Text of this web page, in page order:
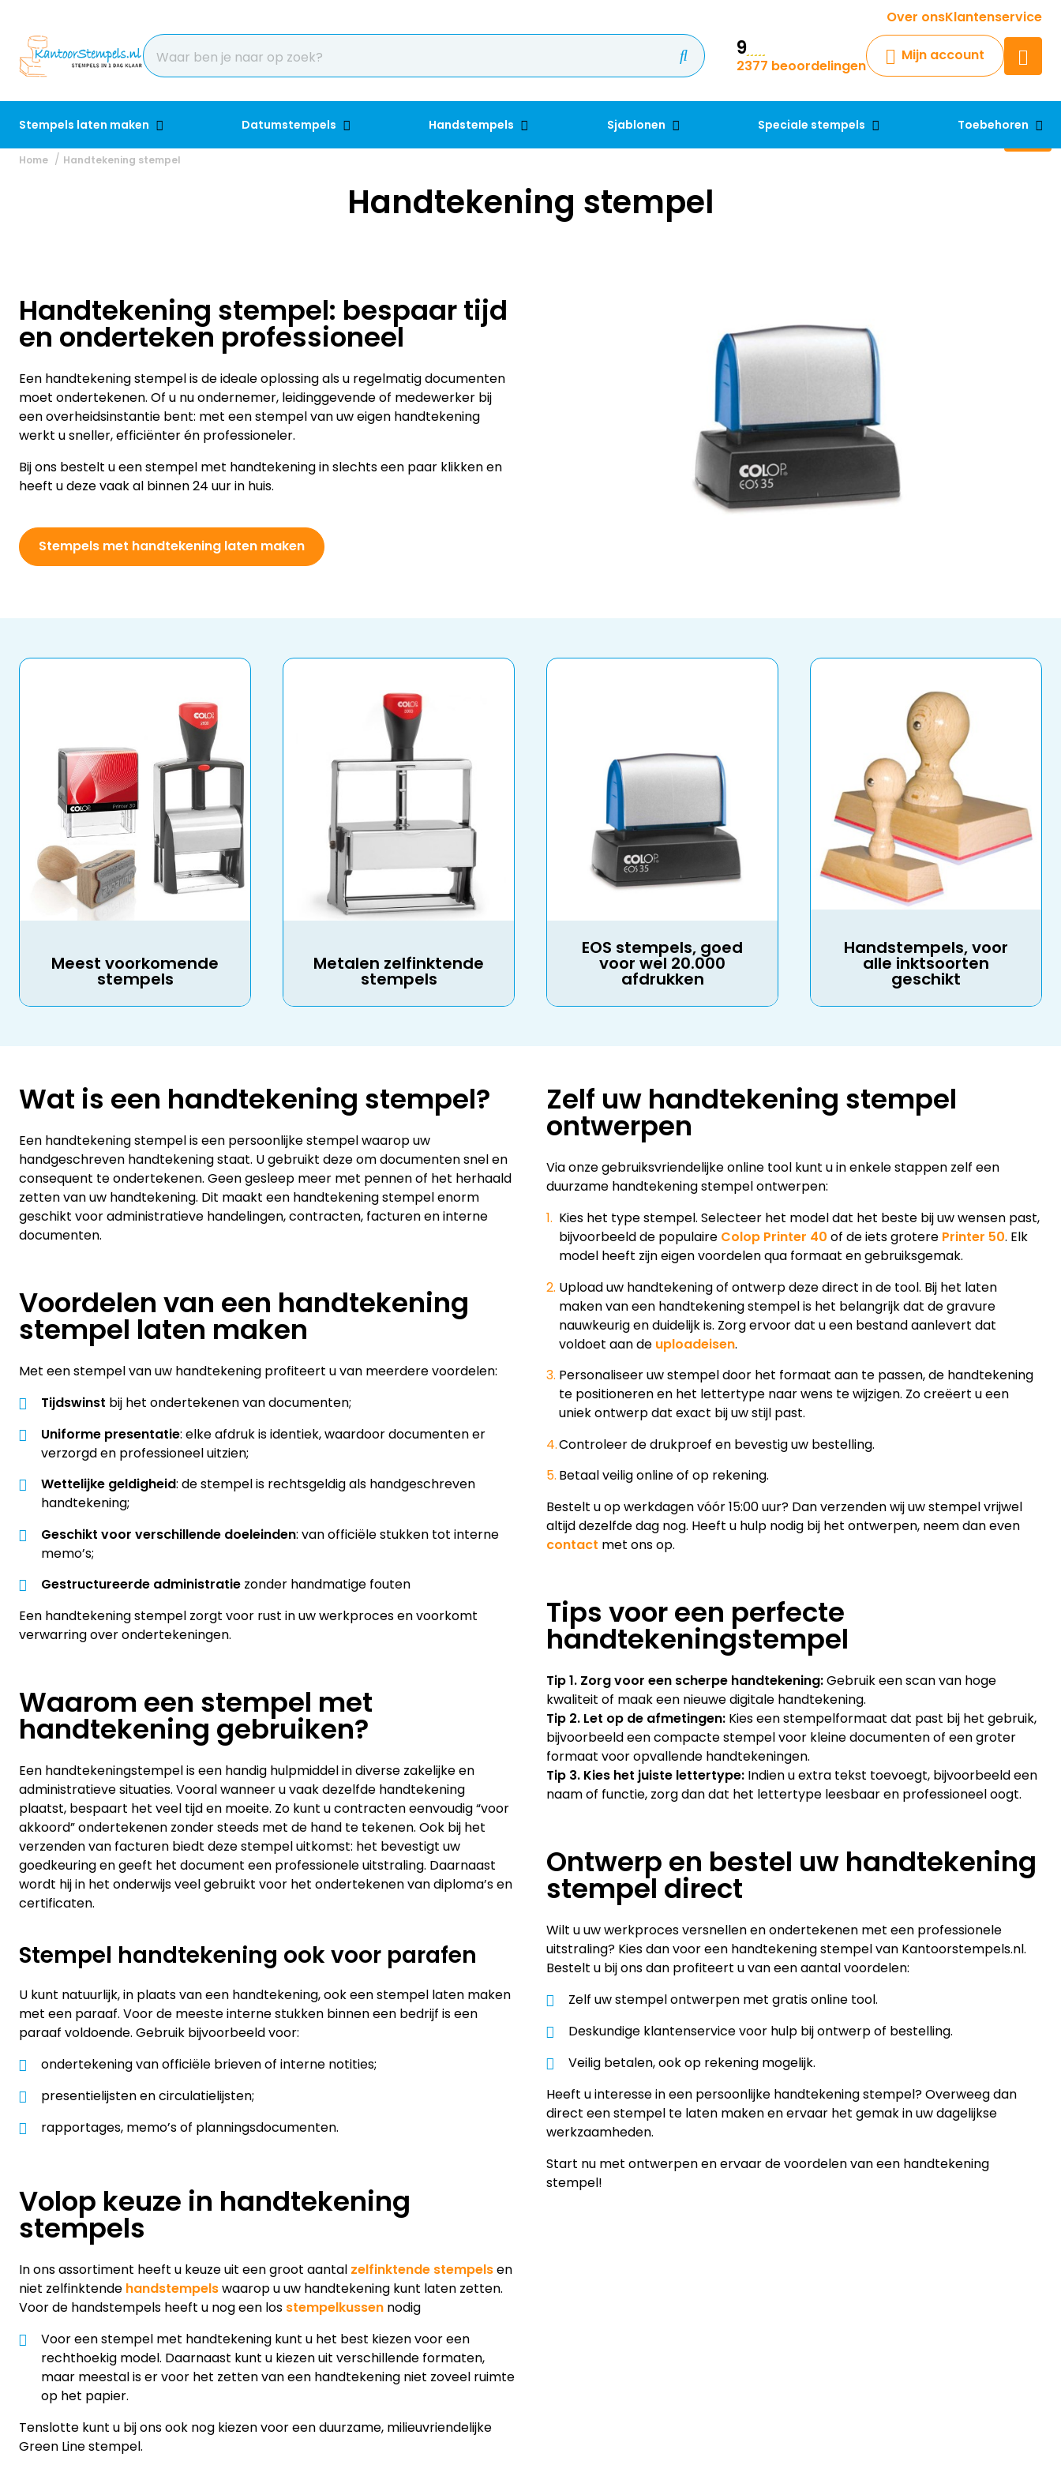
Over onsKlantenservice
9
2377 beoordelingen
Mijn account
Stempels laten maken Datumstempels Handstempels Sjablonen Speciale stempels Toebehoren
Krijg een antwoord op uw vraag
Chatbot
Chat 24/7 met onze chatbot
Contact
Home Handtekening stempel
Handtekening stempel
Handtekening stempel: bespaar tijd
en onderteken professioneel
Een handtekening stempel is de ideale oplossing als u regelmatig documenten
moet ondertekenen. Of u nu ondernemer, leidinggevende of medewerker bij
een overheidsinstantie bent: met een stempel van uw eigen handtekening
werkt u sneller, efficiënter én professioneler.
Bij ons bestelt u een stempel met handtekening in slechts een paar klikken en
heeft u deze vaak al binnen 24 uur in huis.
Stempels met handtekening laten maken
Meest voorkomende
stempels
Metalen zelfinktende
stempels
EOS stempels, goed
voor wel 20.000
afdrukken
Handstempels, voor
alle inktsoorten
geschikt
Wat is een handtekening stempel?
Een handtekening stempel is een persoonlijke stempel waarop uw
handgeschreven handtekening staat. U gebruikt deze om documenten snel en
consequent te ondertekenen. Geen gesleep meer met pennen of het herhaald
zetten van uw handtekening. Dit maakt een handtekening stempel enorm
geschikt voor administratieve handelingen, contracten, facturen en interne
documenten.
Voordelen van een handtekening
stempel laten maken
Met een stempel van uw handtekening profiteert u van meerdere voordelen:
Tijdswinst bij het ondertekenen van documenten;
Uniforme presentatie: elke afdruk is identiek, waardoor documenten er
verzorgd en professioneel uitzien;
Wettelijke geldigheid: de stempel is rechtsgeldig als handgeschreven
handtekening;
Geschikt voor verschillende doeleinden: van officiële stukken tot interne
memo’s;
Gestructureerde administratie zonder handmatige fouten
Een handtekening stempel zorgt voor rust in uw werkproces en voorkomt
verwarring over ondertekeningen.
Waarom een stempel met
handtekening gebruiken?
Een handtekeningstempel is een handig hulpmiddel in diverse zakelijke en
administratieve situaties. Vooral wanneer u vaak dezelfde handtekening
plaatst, bespaart het veel tijd en moeite. Zo kunt u contracten eenvoudig “voor
akkoord” ondertekenen zonder steeds met de hand te tekenen. Ook bij het
verzenden van facturen biedt deze stempel uitkomst: het bevestigt uw
goedkeuring en geeft het document een professionele uitstraling. Daarnaast
wordt hij in het onderwijs veel gebruikt voor het ondertekenen van diploma’s en
certificaten.
Stempel handtekening ook voor parafen
U kunt natuurlijk, in plaats van een handtekening, ook een stempel laten maken
met een paraaf. Voor de meeste interne stukken binnen een bedrijf is een
paraaf voldoende. Gebruik bijvoorbeeld voor:
ondertekening van officiële brieven of interne notities;
presentielijsten en circulatielijsten;
rapportages, memo’s of planningsdocumenten.
Volop keuze in handtekening
stempels
In ons assortiment heeft u keuze uit een groot aantal zelfinktende stempelsen
niet zelfinktende handstempelswaarop u uw handtekening kunt laten zetten.
Voor de handstempels heeft u nog een los stempelkussen nodig
Voor een stempel met handtekening kunt u het best kiezen voor een
rechthoekig model. Daarnaast kunt u kiezen uit verschillende formaten,
maar meestal is er voor het zetten van een handtekening niet zoveel ruimte
op het papier.
Tenslotte kunt u bij ons ook nog kiezen voor een duurzame, milieuvriendelijke
Green Line stempel.
Zelf uw handtekening stempel
ontwerpen
Via onze gebruiksvriendelijke online tool kunt u in enkele stappen zelf een
duurzame handtekening stempel ontwerpen:
Kies het type stempel. Selecteer het model dat het beste bij uw wensen past,
bijvoorbeeld de populaire Colop Printer 40 of de iets grotere Printer 50. Elk
model heeft zijn eigen voordelen qua formaat en gebruiksgemak.
Upload uw handtekening of ontwerp deze direct in de tool. Bij het laten
maken van een handtekening stempel is het belangrijk dat de gravure
nauwkeurig en duidelijk is. Zorg ervoor dat u een bestand aanlevert dat
voldoet aan de uploadeisen.
Personaliseer uw stempel door het formaat aan te passen, de handtekening
te positioneren en het lettertype naar wens te wijzigen. Zo creëert u een
uniek ontwerp dat exact bij uw stijl past.
Controleer de drukproef en bevestig uw bestelling.
Betaal veilig online of op rekening.
Bestelt u op werkdagen vóór 15:00 uur? Dan verzenden wij uw stempel vrijwel
altijd dezelfde dag nog. Heeft u hulp nodig bij het ontwerpen, neem dan even
contact met ons op.
Tips voor een perfecte
handtekeningstempel
Tip 1. Zorg voor een scherpe handtekening:Gebruik een scan van hoge
kwaliteit of maak een nieuwe digitale handtekening.
Tip 2. Let op de afmetingen: Kies een stempelformaat dat past bij het gebruik,
bijvoorbeeld een compacte stempel voor kleine documenten of een groter
formaat voor opvallende handtekeningen.
Tip 3. Kies het juiste lettertype: Indien u extra tekst toevoegt, bijvoorbeeld een
naam of functie, zorg dan dat het lettertype leesbaar en professioneel oogt.
Ontwerp en bestel uw handtekening
stempel direct
Wilt u uw werkproces versnellen en ondertekenen met een professionele
uitstraling? Kies dan voor een handtekening stempel van Kantoorstempels.nl.
Bestelt u bij ons dan profiteert u van een aantal voordelen:
Zelf uw stempel ontwerpen met gratis online tool.
Deskundige klantenservice voor hulp bij ontwerp of bestelling.
Veilig betalen, ook op rekening mogelijk.
Heeft u interesse in een persoonlijke handtekening stempel? Overweeg dan
direct een stempel te laten maken en ervaar het gemak in uw dagelijkse
werkzaamheden.
Start nu met ontwerpen en ervaar de voordelen van een handtekening
stempel!